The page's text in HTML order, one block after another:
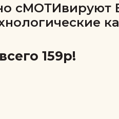
сМОТИвируют
159р!